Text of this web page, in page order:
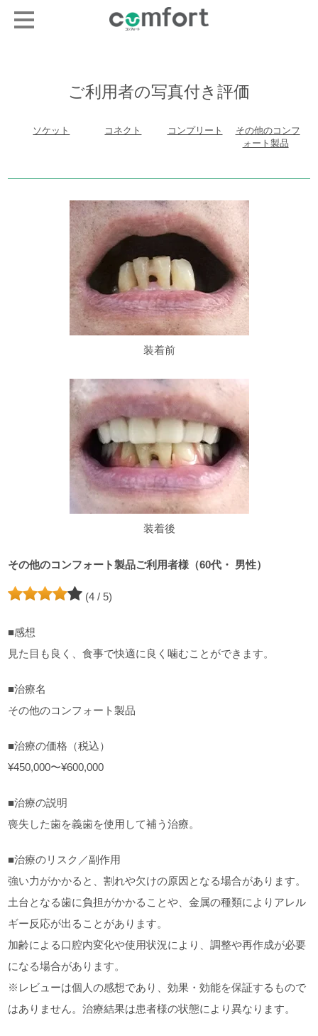
ご利用者の写真付き評価
ソケット コネクト コンプリート
その他のコンフ
ォート製品
装着前
装着後
その他のコンフォート製品ご利用者様（60代・ 男性）
(4 / 5)
■感想
見た目も良く、食事で快適に良く噛むことができます。
■治療名
その他のコンフォート製品
■治療の価格（税込）
¥450,000〜¥600,000
■治療の説明
喪失した歯を義歯を使用して補う治療。
■治療のリスク／副作用
強い力がかかると、割れや欠けの原因となる場合があります。
土台となる歯に負担がかかることや、金属の種類によりアレル
ギー反応が出ることがあります。
加齢による口腔内変化や使用状況により、調整や再作成が必要
になる場合があります。
※レビューは個人の感想であり、効果・効能を保証するもので
はありません。治療結果は患者様の状態により異なります。